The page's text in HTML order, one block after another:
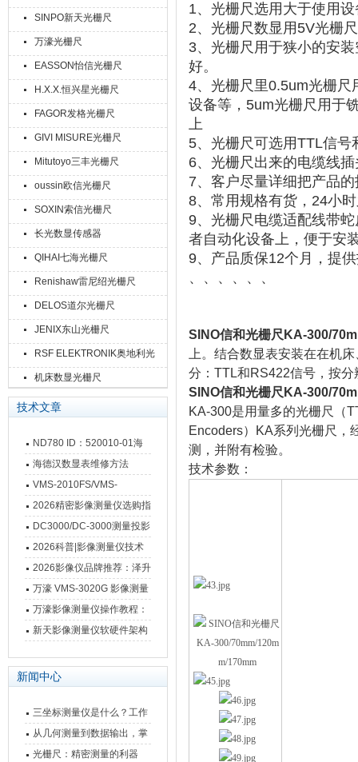
SINPO新天光栅尺
万濠光栅尺
EASSON怡信光栅尺
H.X.X.恒兴星光栅尺
FAGOR发格光栅尺
GIVI MISURE光栅尺
Mitutoyo三丰光栅尺
oussin欧信光栅尺
SOXIN索信光栅尺
长光数显传感器
QIHAI七海光栅尺
Renishaw雷尼绍光栅尺
DELOS道尔光栅尺
JENIX东山光栅尺
RSF ELEKTRONIK奥地利光
栅尺
机床数显光栅尺
技术文章
ND780 ID：520010-01海
德汉数显表故障维修内容
海德汉数显表维修方法
VMS-2010FS/VMS-
3020FS/VMS-4030FS手动
影像测量仪技术参数
2026精密影像测量仪选购指
南 靠谱品牌一站式选型推荐
DC3000/DC-3000测量投影
仪万濠数据处理器数显表故
障维修方法
2026科普|影像测量仪技术
原理、分类及选型应用
2026影像仪品牌推荐：泽升
影像测量仪选型指南
万濠 VMS-3020G 影像测量
仪技术规格与应用解析
万濠影像测量仪操作教程：
从开机到出报告，新手也能
新天影像测量仪软硬件架构
新闻中心
三坐标测量仪是什么？工作
原理、分类与核心功能一次
讲清
从几何测量到数据输出，掌
握万濠影像测量仪的六大核
光栅尺：精密测量的利器
1、 光栅尺选用大于使用
2、 光栅尺数显用 5V光栅
3、 光栅尺用于狭小的安装
好。
4、 光栅尺里0.5um光栅尺
设备等 ， 5um光栅尺用于
上
5、 光栅尺可选用TTL信号
6、光栅尺出来的电缆线
7、客户尽量详细把产品
8、常用规格有货， 24小
9、光栅尺电缆适配线带
者自动化设备上，便于安
9、产品质保12个月，提
、、、、、、
SINO信和光栅尺KA-300/
上。结合数显表安装在在机
分：TTL和RS422信号，按
SINO信和光栅尺KA-300/
KA-300是用量多的光栅尺（
Encoders） KA系列光栅尺，
测，并附有检验。
技术参数：